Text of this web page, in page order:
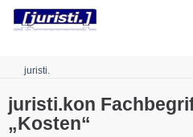
Robots.txt
juristi.
juristi.kon
„Kosten“